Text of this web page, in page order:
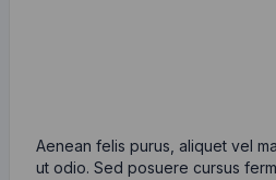
Aenean felis purus, aliquet vel
ut odio. Sed posuere cursus